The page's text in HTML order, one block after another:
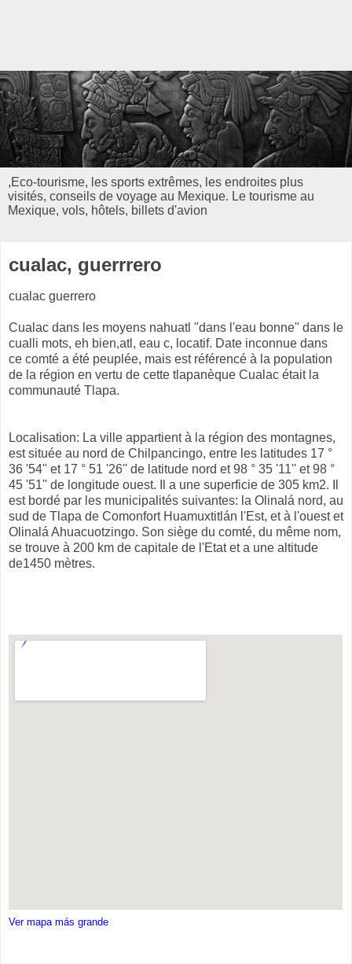
,Eco-tourisme, les sports extrêmes, les endroites plus
visités, conseils de voyage au Mexique. Le tourisme au
Mexique, vols, hôtels, billets d'avion
cualac, guerrrero
cualac guerrero
Cualac dans les moyens nahuatl "dans l'eau bonne" dans le
cualli mots, eh bien,atl, eau c, locatif. Date inconnue dans
ce comté a été peuplée, mais est référencé à la population
de la région en vertu de cette tlapanèque Cualac était la
communauté Tlapa.
Localisation: La ville appartient à la région des montagnes,
est située au nord de Chilpancingo, entre les latitudes 17 °
36 '54'' et 17 ° 51 '26'' de latitude nord et 98 ° 35 '11'' et 98 °
45 '51'' de longitude ouest. Il a une superficie de 305 km2. Il
est bordé par les municipalités suivantes: la Olinalá nord, au
sud de Tlapa de Comonfort Huamuxtitlán l'Est, et à l'ouest et
Olinalá Ahuacuotzingo. Son siège du comté, du même nom,
se trouve à 200 km de capitale de l'Etat et a une altitude
de1450 mètres.
Ver mapa más grande